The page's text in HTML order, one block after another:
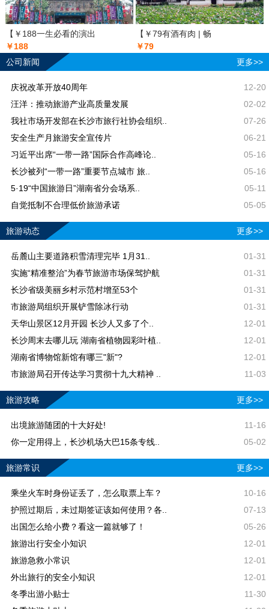
【￥188一生必看的演出
￥188
【￥79有酒有肉 | 畅
￥79
公司新闻
更多>>
庆祝改革开放40周年
12-20
汪洋：推动旅游产业高质量发展
02-02
我社市场开发部在长沙市旅行社协会组织..
07-26
安全生产月旅游安全宣传片
06-21
习近平出席“一带一路”国际合作高峰论..
05-16
长沙被列“一带一路”重要节点城市 旅..
05-16
5·19“中国旅游日”湖南省分会场系..
05-11
自觉抵制不合理低价旅游承诺
05-05
旅游动态 更多>>
岳麓山主要道路积雪清理完毕 1月31..
01-31
实施“精准整治”为春节旅游市场保驾护航
01-31
长沙省级美丽乡村示范村增至53个
01-31
市旅游局组织开展铲雪除冰行动
01-31
天华山景区12月开园 长沙人又多了个..
12-01
长沙周末去哪儿玩 湖南省植物园彩叶植..
12-01
湖南省博物馆新馆有哪三"新"?
12-01
市旅游局召开传达学习贯彻十九大精神 ..
11-03
旅游攻略 更多>>
出境旅游随团的十大好处!
11-16
你一定用得上，长沙机场大巴15条专线..
05-02
旅游常识 更多>>
乘坐火车时身份证丢了，怎么取票上车？
10-16
护照过期后，未过期签证该如何使用？各..
07-13
出国怎么给小费？看这一篇就够了！
05-26
旅游出行安全小知识
12-01
旅游急救小常识
12-01
外出旅行的安全小知识
12-01
冬季出游小贴士
11-30